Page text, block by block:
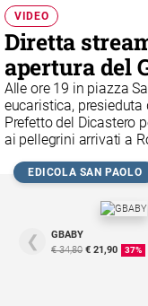
Chiesa
Fede
e
spiritualità
Santi
giorno
VIDEO
Diretta
apertura del
Alle ore 19 in piazza
eucaristica,
Prefetto del Dicastero
ai pellegrini arrivati a
EDICOLA SAN PAOLO
❮
GBABY
€ 34,80 € 21,90 37%